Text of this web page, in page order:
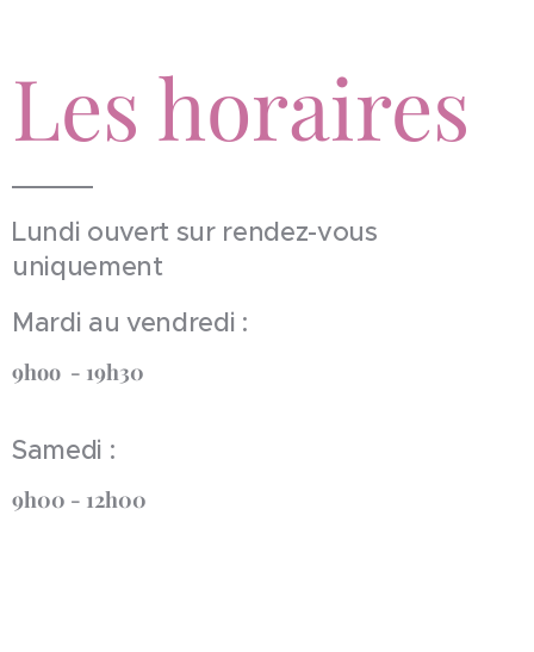
Les horaires
Lundi ouvert sur rendez-vous
uniquement
Mardi au vendredi :
9hoo - 19h30
Samedi :
9h00 - 12h00